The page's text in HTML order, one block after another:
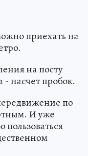
приехать на
на посту
- насчет пробок.
по
И уже